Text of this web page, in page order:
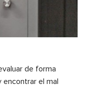
de forma
el mal